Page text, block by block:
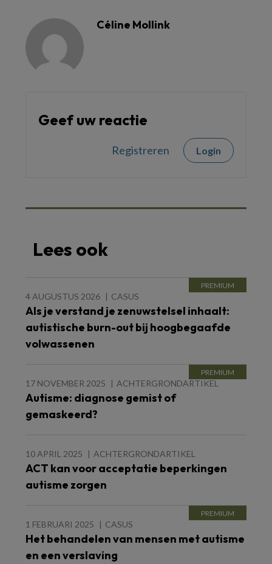
Céline Mollink
Geef uw reactie
Registreren Login
Lees ook
4 AUGUSTUS 2026 CASUS
Als je verstand je zenuwstelsel inhaalt:
autistische burn-out bij hoogbegaafde
volwassenen
17 NOVEMBER 2025 ACHTERGRONDARTIKEL
Autisme: diagnose gemist of
gemaskeerd?
10 APRIL 2025 ACHTERGRONDARTIKEL
ACT kan voor acceptatie beperkingen
autisme zorgen
1 FEBRUARI 2025 CASUS
Het behandelen van mensen met autisme
en een verslaving